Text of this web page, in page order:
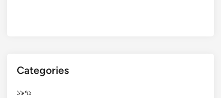
Categories
১৯৭১